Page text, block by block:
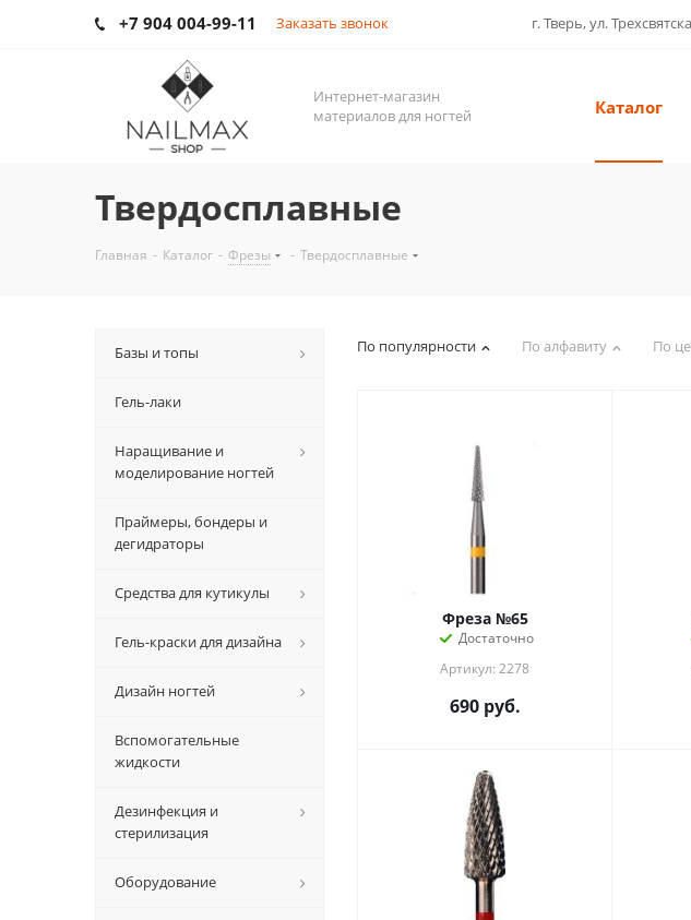
+7 904 004-99-11 Заказать звонок г. Тверь, ул.
Интернет-магазин
материалов для ногтей
Каталог
Твердосплавные
Главная - Каталог - Фрезы - Твердосплавные
По популярности По алфавиту По
Фреза №65
Достаточно
Артикул: 2278
690руб.
Базы и топы
Гель-лаки
Наращивание и
моделирование ногтей
Праймеры, бондеры и
дегидраторы
Средства для кутикулы
Гель-краски для дизайна
Дизайн ногтей
Вспомогательные
жидкости
Дезинфекция и
стерилизация
Оборудование